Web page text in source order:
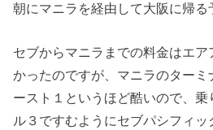
朝にマニラを経由して大阪に帰る
セブからマニラまでの料金はエ
かったのですが、マニラのターミ
ースト１というほど酷いので、
ル３ですむようにセブパシフィッ